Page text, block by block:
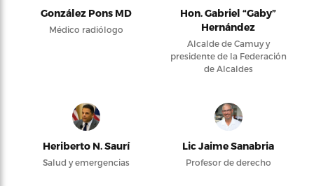
González Pons MD
Médico radiólogo
Hon. Gabriel “Gaby”
Hernández
Alcalde de Camuy y
presidente de la Federación
de Alcaldes
Heriberto N. Saurí
Salud y emergencias
Lic Jaime Sanabria
Profesor de derecho